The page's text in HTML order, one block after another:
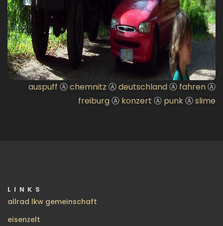
auspuff Ⓐchemnitz ⒶdeutschlandⒶ fahrenⒶ
freiburgⒶ konzert Ⓐ punkⒶslime
LINKS
allrad lkw gemeinschaft
eisenzelt